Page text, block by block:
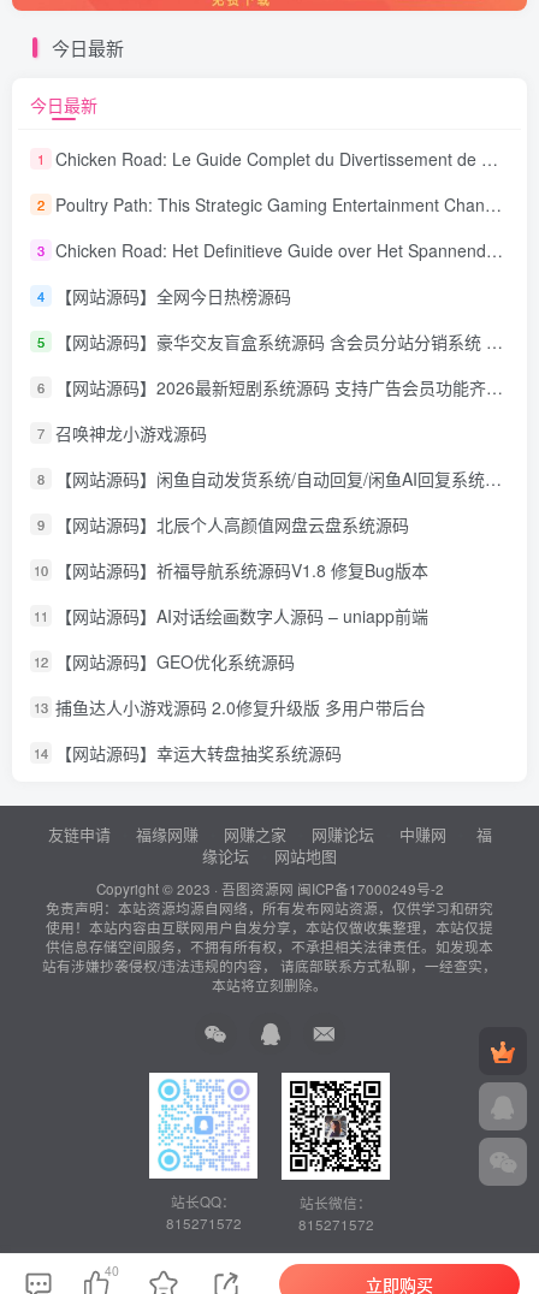
今日最新
今日最新
1 Chicken Road: Le Guide Complet du Divertissement de Maison de Jeu Stratégique
2 Poultry Path: This Strategic Gaming Entertainment Changing Sequence Forecasting
3 Chicken Road: Het Definitieve Guide over Het Spannende Gokspel
4 【网站源码】全网今日热榜源码
5 【网站源码】豪华交友盲盒系统源码 含会员分站分销系统 可易支付
6 【网站源码】2026最新短剧系统源码 支持广告会员功能齐全短剧源码
7 召唤神龙小游戏源码
8 【网站源码】闲鱼自动发货系统/自动回复/闲鱼AI回复系统源码
9 【网站源码】北辰个人高颜值网盘云盘系统源码
10 【网站源码】祈福导航系统源码V1.8 修复Bug版本
11 【网站源码】AI对话绘画数字人源码 – uniapp前端
12 【网站源码】GEO优化系统源码
13 捕鱼达人小游戏源码 2.0修复升级版 多用户带后台
14 【网站源码】幸运大转盘抽奖系统源码
友链申请 福缘网赚 网赚之家 网赚论坛 中赚网
福
缘论坛
网站地图
Copyright © 2023 · 吾图资源网 闽ICP备17000249号-2
免责声明：本站资源均源自网络，所有发布网站资源，仅供学习和研究
使用！本站内容由互联网用户自发分享，本站仅做收集整理，本站仅提
供信息存储空间服务，不拥有所有权，不承担相关法律责任。如发现本
站有涉嫌抄袭侵权/违法违规的内容， 请底部联系方式私聊，一经查实，
本站将立刻删除。
站长QQ：
815271572
站长微信：
815271572
40
立即购买